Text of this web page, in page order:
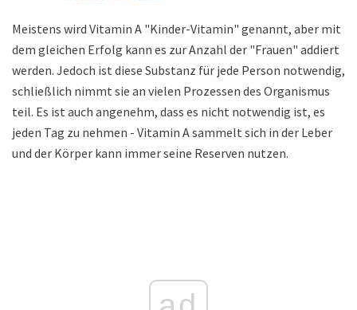
Meistens wird Vitamin A "Kinder-Vitamin" genannt, aber mit
dem gleichen Erfolg kann es zur Anzahl der "Frauen" addiert
werden. Jedoch ist diese Substanz für jede Person notwendig,
schließlich nimmt sie an vielen Prozessen des Organismus
teil. Es ist auch angenehm, dass es nicht notwendig ist, es
jeden Tag zu nehmen - Vitamin A sammelt sich in der Leber
und der Körper kann immer seine Reserven nutzen.